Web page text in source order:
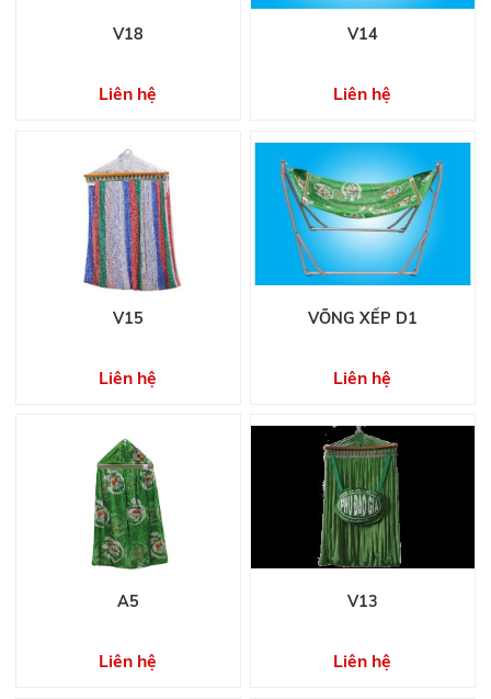
V18
Liên hệ
V14
Liên hệ
V15
Liên hệ
VÕNG XẾP D1
Liên hệ
A5
Liên hệ
V13
Liên hệ